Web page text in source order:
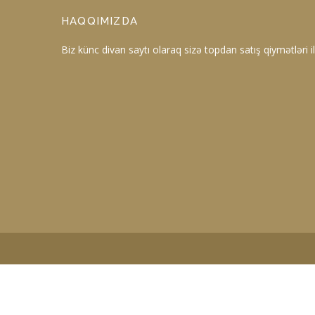
HAQQIMIZDA
Biz künc divan saytı olaraq sizə topdan satış qiymətləri